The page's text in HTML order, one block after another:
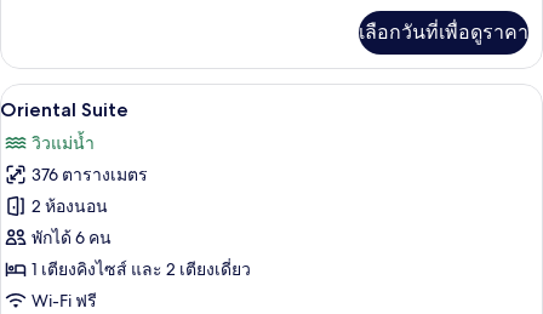
เตียง
เดี่ยว
2
เตียง,
วิว
แม่น้ำ
เกี่ยว
กับ
ห้อง
โน
รา
มิก,
เตียง
เดี่ยว
2
เตียง,
วิว
เลือกวันที่เพื่อดูราคา
เปิด
ภาพถ่าย
ทั้งหมด
ของ
Oriental
Suite
Oriental Suite | เครื่องนอนระดับพรีเ
10
Oriental Suite
วิวแม่น้ำ
376 ตารางเมตร
2 ห้องนอน
พักได้ 6 คน
1 เตียงคิงไซส์ และ 2 เตียงเดี่ยว
Wi-Fi ฟรี